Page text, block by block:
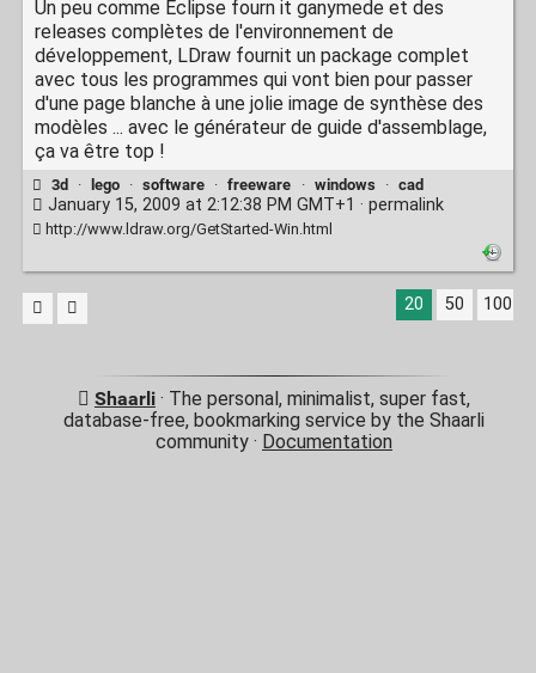
Un peu comme Eclipse fourn it ganymede et des
releases complètes de l'environnement de
développement, LDraw fournit un package complet
avec tous les programmes qui vont bien pour passer
d'une page blanche à une jolie image de synthèse des
modèles ... avec le générateur de guide d'assemblage,
ça va être top !
3d · lego · software · freeware · windows · cad
January 15, 2009 at 2:12:38 PM GMT+1 · permalink
http://www.ldraw.org/GetStarted-Win.html
20 50 100
Shaarli· The personal, minimalist, super fast,
database-free, bookmarking service by the Shaarli
community · Documentation